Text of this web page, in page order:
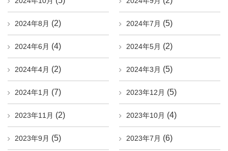
2024年8月 (2) 2024年7月 (5)
2024年6月 (4) 2024年5月 (2)
2024年4月 (2) 2024年3月 (5)
2024年1月 (7) 2023年12月 (5)
2023年11月 (2) 2023年10月 (4)
2023年9月 (5) 2023年7月 (6)